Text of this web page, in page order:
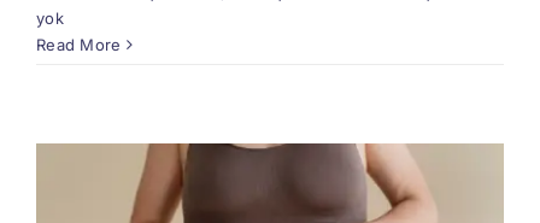
yok
Read More